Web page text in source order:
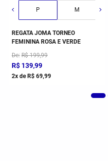
M P M
REGATA JOMA TORNEO
FEMININA ROSA E VERDE
De R$ 199,99
R$ 139,99
2x de R$ 69,99